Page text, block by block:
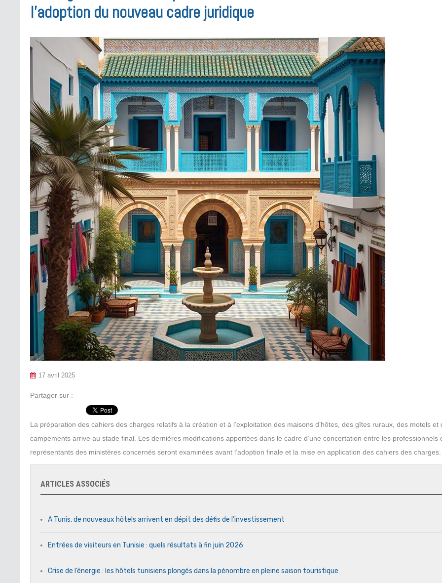
l’adoption du nouveau cadre juridique
17 avril 2025
Partager sur :
La préparation des cahiers des charges relatifs à la création et à l’exploitation des maisons d’hôtes, des gîtes ruraux, des motels et
campements arrive au stade final. Les dernières modifications apportées dans le cadre d’une concertation entre les professionnels
représentants des ministères concernés seront examinées avant l’adoption finale et la mise en application des cahiers des charges.
ARTICLES ASSOCIÉS
A Tunis, de nouveaux hôtels arrivent en dépit des défis de l’investissement
Entrées de visiteurs en Tunisie : quels résultats à fin juin 2026
Crise de l’énergie : les hôtels tunisiens plongés dans la pénombre en pleine saison touristique